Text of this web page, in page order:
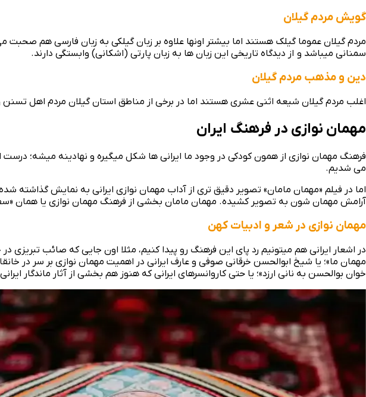
گویش مردم گیلان
مردم گیلان عموما گیلک هستند اما بیشتر اونها علاوه بر زبان گیلکی به زبان فارسی هم
سمنانی میباشد و از دیدگاه تاریخی این زبان ها به زبان پارتی (اشکانی) وابستگی دارند.
دین و مذهب مردم گیلان
اغلب مردم گیلان شیعه اثنی عشری هستند اما در برخی از مناطق استان گیلان مردم اهل تسنن
مهمان نوازی در فرهنگ ایران
فرهنگ مهمان نوازی از همون کودکی در وجود ما ایرانی‌ ها شکل میگیره و نهادینه میشه؛
می شدیم.
اما در فیلم «مهمان مامان» تصویر دقیق‌ تری از آداب مهمان نوازی ایرانی به نمایش
آرامش مهمان شون به تصویر کشیده. مهمان مامان بخشی از فرهنگ مهمان نوازی یا همان
مهمان نوازی در شعر و ادبیات کهن
در اشعار ایرانی هم میتونیم رد پای این فرهنگ رو پیدا کنیم، مثلا اون جایی که صائب
مهمان ما»؛ یا شیخ ابوالحسن خرقانی صوفی و عارف ایرانی در اهمیت مهمان نوازی بر سر در
خوان بوالحسن به نانی ارزد»؛ یا حتی کاروانسرهای ایرانی که هنوز هم بخشی از آثار ماندگار